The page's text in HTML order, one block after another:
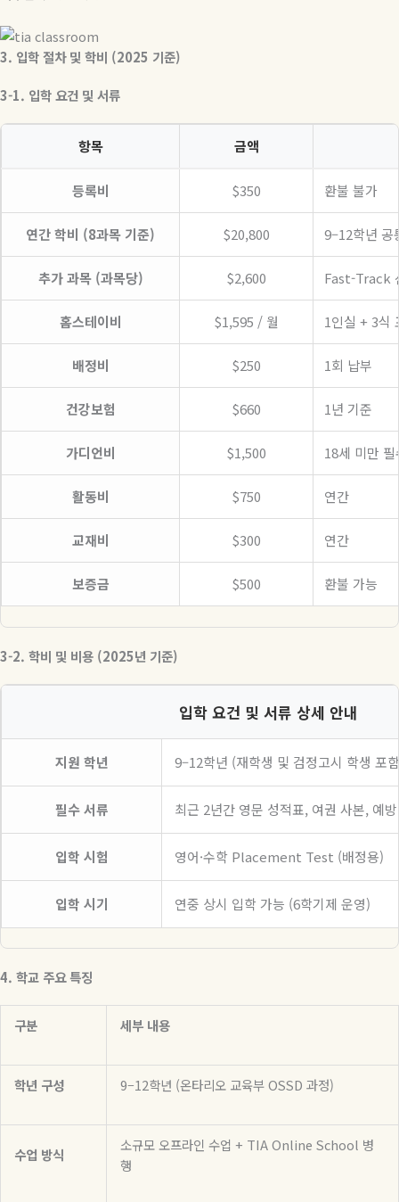
3. 입학절차 및 학비 (2025 기준)
3-1. 입학요건 및 서류
항목 금액
등록비 $350 환불 불가
연간 학비 (8과목 기준) $20,800 9–12학년 공
추가 과목 (과목당) $2,600 Fast-Track
홈스테이비 $1,595 / 월 1인실 + 3식
배정비 $250 1회 납부
건강보험 $660 1년 기준
가디언비 $1,500 18세 미만 필
활동비 $750 연간
교재비 $300 연간
보증금 $500 환불 가능
3-2. 학비 및 비용 (2025년 기준)
입학 요건 및 서류 상세 안내
지원 학년 9–12학년 (재학생 및 검정고시 학생 포
필수 서류 최근 2년간 영문 성적표, 여권 사본, 예
입학 시험 영어·수학 Placement Test (배정용)
입학 시기 연중 상시 입학 가능 (6학기제 운영)
4. 학교 주요특징
구분 세부 내용
학년 구성 9–12학년 (온타리오 교육부OSSD 과정)
수업 방식
소규모 오프라인 수업 + TIA Online School 병
행